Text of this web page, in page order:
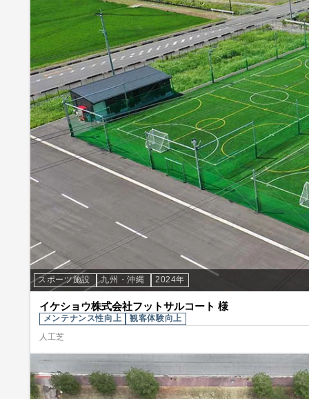
スポーツ施設 九州・沖縄 2024年
イケショウ株式会社フットサルコート 様
メンテナンス性向上
観客体験向上
人工芝